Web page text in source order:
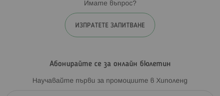
Имате въпрос?
ИЗПРАТЕТЕ ЗАПИТВАНЕ
Абонирайте се за онлайн бюлетин
Научавайте първи за промоциите в Хиполенд